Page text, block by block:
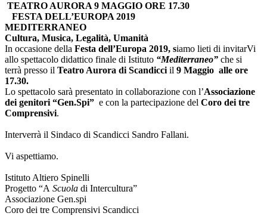
TEATRO AURORA 9 MAGGIO ORE 17.30
FESTA DELL’EUROPA 2019
MEDITERRANEO
Cultura, Musica, Legalità, Umanità
In occasione della Festa dell’Europa 2019, siamo lieti di invitarVi
allo spettacolo didattico finale di Istituto “Mediterraneo” che si
terrà presso il Teatro Aurora di Scandicci il 9 Maggio alle ore
17.30.
Lo spettacolo sarà presentato in collaborazione con l’Associazione
dei genitori “Gen.Spi” e con la partecipazione del Coro dei tre
Comprensivi.
Interverrà il Sindaco di Scandicci Sandro Fallani.
Vi aspettiamo.
Istituto Altiero Spinelli
Progetto “A Scuola di Intercultura”
Associazione Gen.spi
Coro dei tre Comprensivi Scandicci